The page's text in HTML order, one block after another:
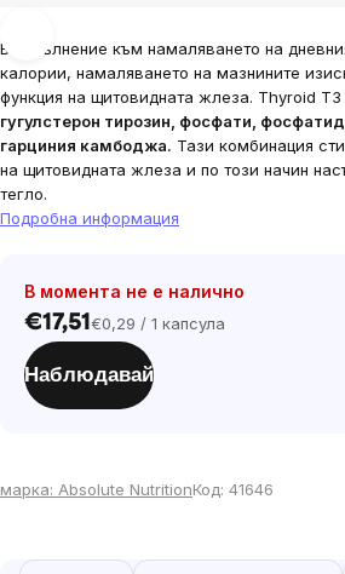
В допълнение към намаляването на
калории, намаляването на мазнините
функция на щитовидната жлеза. Thyroid T3
гугулстерон тирозин, фосфати,
гарциния камбоджа. Тази комбинация
на щитовидната жлеза и по този начин
тегло.
Подробна информация
В момента не е налично
€17,51Цена
мярка:
€0,29 / 1 капсула
Наблюдавай
марка: Absolute NutritionКод: 41646